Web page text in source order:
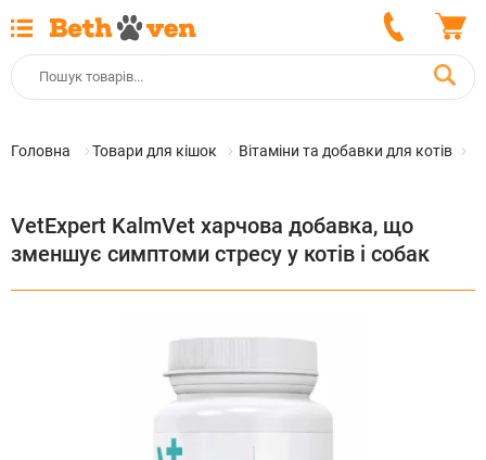
Головна Товари для кішок Вітаміни та добавки для котів
VetExpert KalmVet харчова добавка, що
зменшує симптоми стресу у котів і собак